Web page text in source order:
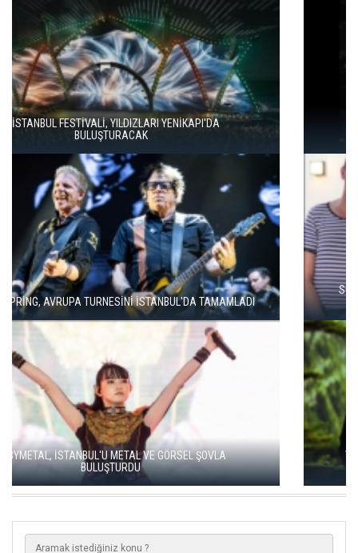
İSTANBUL MÜZİK FESTİVALİ'NDE TURGAY ERDENER'DEN
"KÖROĞLU" ÇAĞRISI
SOUND OF EUROPE BEŞİNCİ YILINDA İSTANBUL, ANKARA VE
İZMİR'DE
VİYANA SENFONİ VE DÜNYA YILDIZLARI İSTANBUL MÜZİK
FESTİVALİ’NDE